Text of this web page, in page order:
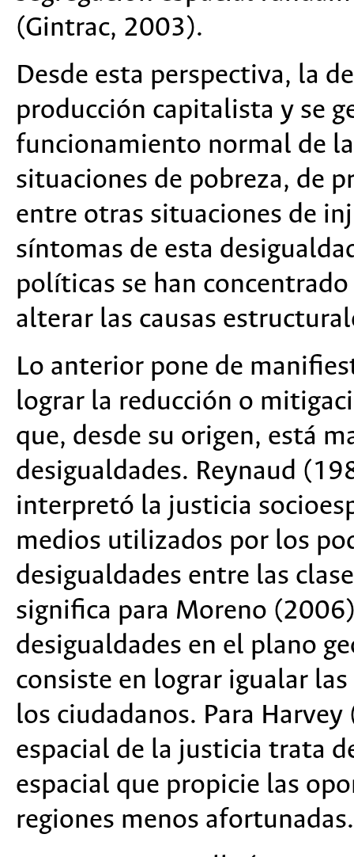
(Gintrac, 2003).
Desde esta perspectiva, la
producción capitalista y se
funcionamiento normal de
situaciones de pobreza, de
entre otras situaciones de
síntomas de esta
políticas se han
alterar las causas
Lo anterior pone de
lograr la reducción o
que, desde su origen, está
desigualdades. Reynaud
interpretó la justicia
medios utilizados por los
desigualdades entre las
significa para Moreno
desigualdades en el plano
consiste en lograr igualar
los ciudadanos. Para
espacial de la justicia trata
espacial que propicie las
regiones menos afortunadas.